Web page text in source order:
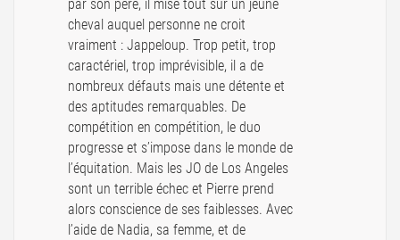
par son père, il mise tout sur un jeune
cheval auquel personne ne croit
vraiment : Jappeloup. Trop petit, trop
caractériel, trop imprévisible, il a de
nombreux défauts mais une détente et
des aptitudes remarquables. De
compétition en compétition, le duo
progresse et s’impose dans le monde de
l’équitation. Mais les JO de Los Angeles
sont un terrible échec et Pierre prend
alors conscience de ses faiblesses. Avec
l’aide de Nadia, sa femme, et de